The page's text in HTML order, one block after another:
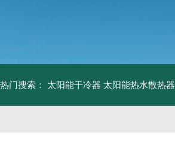
热门搜索： 太阳能干冷器 太阳能热水散热器